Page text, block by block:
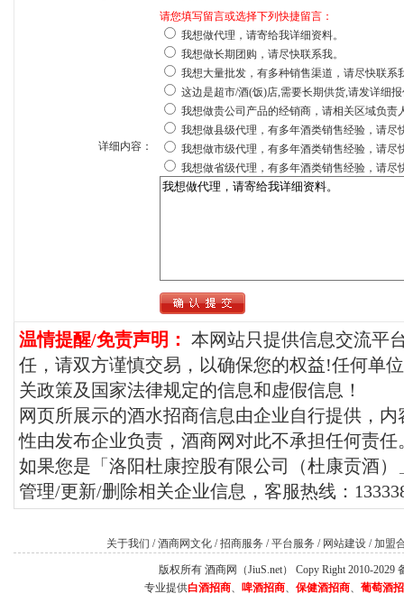
详细内容：
请您填写留言或选择下列快捷留言：
我想做代理，请寄给我详细资料。
我想做长期团购，请尽快联系我。
我想大量批发，有多种销售渠道，请尽快联系
这边是超市/酒(饭)店,需要长期供货,请发详细
我想做贵公司产品的经销商，请相关区域负责
我想做县级代理，有多年酒类销售经验，请尽
我想做市级代理，有多年酒类销售经验，请尽
我想做省级代理，有多年酒类销售经验，请尽
温情提醒/免责声明： 本网站只提供信息交流平
任，请双方谨慎交易，以确保您的权益!任何单
关政策及国家法律规定的信息和虚假信息！
网页所展示的酒水招商信息由企业自行提供，
性由发布企业负责，酒商网对此不承担任何责任
如果您是「洛阳杜康控股有限公司（杜康贡酒
管理/更新/删除相关企业信息，客服热线：
关于我们 /酒商网文化 /招商服务 /平台服务 / 网站建设 /加盟
版权所有 酒商网（JiuS.net） Copy Right 2010-2029
专业提供白酒招商、 啤酒招商、 保健酒招商、 葡萄酒